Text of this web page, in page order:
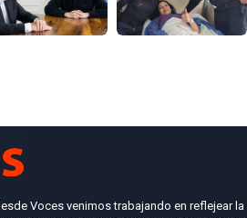
Voces venimos trabajando en reflejear la